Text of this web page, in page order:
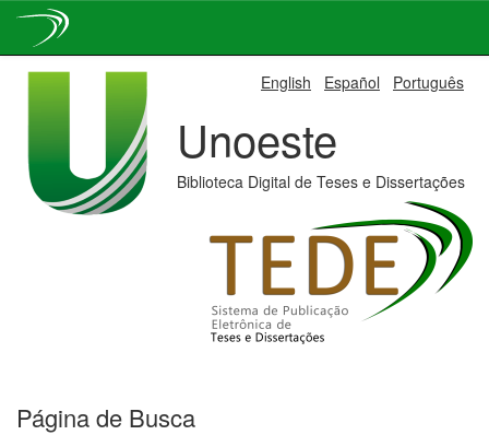
English Español Português
Unoeste
Biblioteca Digital de Teses e Dissertações
Página de Busca